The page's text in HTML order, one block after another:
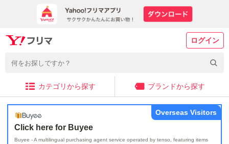
ログイン
カテゴリから探す ブランドから探す
Click here for Buyee
Buyee - A multilingual purchasing agent service operated by tenso, featuring items
Overseas Visitors